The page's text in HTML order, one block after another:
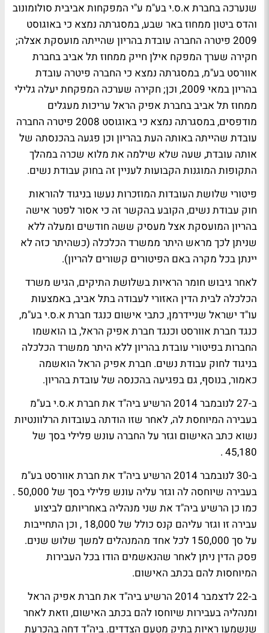
שנערכה בחברת א.ס.י בע"מ ע"י המפקחות אביבית סולומונוב
והדס ביטון ממחוז באר שבע, במסגרתה נמצא כי באוגוסט
2009 פיטרה החברה עובדת בהריון שהייתה מועסקת אצלה;
חקירה שערך המפקח אילן חייק ממחוז תל אביב בחברת
אוורסט בע"מ, במסגרתה נמצא כי החברה פיטרה עובדת
בהריון במאי 2009, וכן; חקירה שערכה המפקחת יעלה גלילי
ממחוז תל אביב בחברת אפיק הראל עריכות מעגלים
מודפסים, במסגרתה נמצא כי באוגוסט 2008 פיטרה החברה
עובדת שהייתה באותה העת בהריון וכן פגעה בהכנסתה של
אותה עובדת, שעה שלא שילמה את מלוא שכרה במהלך
התקופות המוגנות הקבועות לעניין זה בחוק עבודת נשים.
פיטורי שלושת העובדות המוזכרות נעשו בניגוד להוראות
חוק עבודת נשים, הקובע בהקשר זה כי אסור לפטר אישה
בהריון המועסקת אצל מעסיק ששה חודשים ומעלה ללא
שניתן לכך מראש היתר ממשרד הכלכלה (כשהיתר כזה לא
יינתן בכל מקרה באם הפיטורים קשורים להריון).
לאחר גיבוש חומר הראיות בשלושת התיקים, הגיש משרד
הכלכלה לבית הדין האזורי לעבודה בתל אביב, באמצעות
עו"ד ישראל שניידרמן, כתבי אישום כנגד חברת א.ס.י בע"מ,
כנגד חברת אוורסט וכנגד חברת אפיק הראל, בו הואשמו
החברות בפיטורי עובדת בהריון ללא היתר ממשרד הכלכלה
בניגוד לחוק עבודת נשים. חברת אפיק הראל הואשמה
כאמור, בנוסף, גם בפגיעה בהכנסה של עובדת בהריון.
ב-27 לנובמבר 2014 הרשיע ביה"ד את חברת א.ס.י בע"מ
בעבירה המיוחסת לה, לאחר שזו הודתה בעובדות הרלוונטיות
נשוא כתב האישום וגזר על החברה עונש פלילי בסך של
45,180 .
ב-30 לנובמבר 2014 הרשיע ביה"ד את חברת אוורסט בע"מ
בעבירה שיוחסה לה וגזר עליה עונש פלילי בסך של 50,000 .
כמו כן הרשיע ביה"ד את שני מנהליה באחריותם לביצוע
עבירה זו וגזר עליהם קנס כולל של 18,000 , וכן התחייבות
על סך 150,000 לכל אחד מהמנהלים למשך שלוש שנים.
פסק הדין ניתן לאחר שהנאשמים הודו בכל העבירות
המיוחסות להם בכתב האישום.
ב-22 לדצמבר 2014 הרשיע ביה"ד את חברת אפיק הראל
ומנהליה בעבירות שיוחסו להם בכתב האישום, וזאת לאחר
שנשמעו ראיות בתיק מטעם הצדדים. ביה"ד דחה בהכרעת